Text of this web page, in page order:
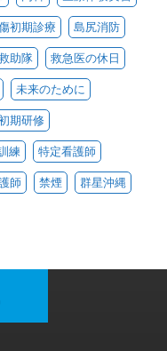
初期診療 島尻消防
助隊 救急医の休日
未来のために
期研修
練 特定看護師
師 禁煙 群星沖縄